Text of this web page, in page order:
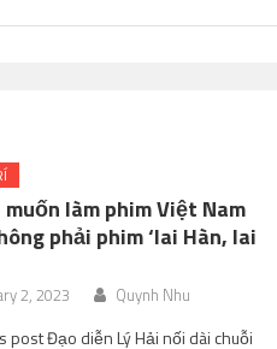
muốn làm phim Việt Nam
phải phim ‘lai Hàn, lai
2, 2023 Quynh Nhu
post Đạo diễn Lý Hải nối dài chuỗi